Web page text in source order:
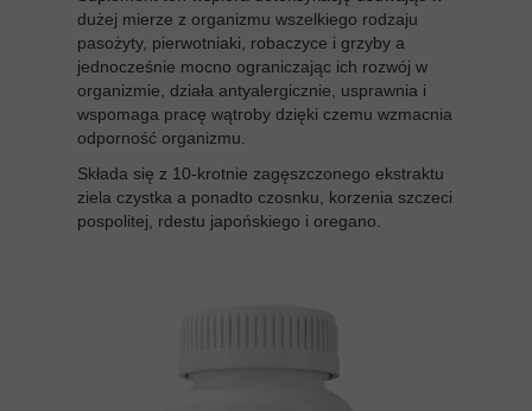
dużej mierze z organizmu wszelkiego rodzaju
pasożyty, pierwotniaki, robaczyce i grzyby a
jednocześnie mocno ograniczając ich rozwój w
organizmie, działa antyalergicznie, usprawnia i
wspomaga pracę wątroby dzięki czemu wzmacnia
odporność organizmu.
Składa się z 10-krotnie zagęszczonego ekstraktu
ziela czystka a ponadto czosnku, korzenia szczeci
pospolitej, rdestu japońskiego i oregano.